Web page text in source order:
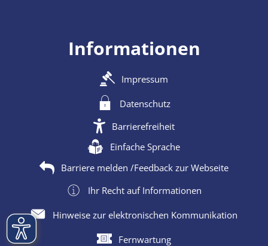
Informationen
Impressum
Datenschutz
Barrierefreiheit
Einfache Sprache
Barriere melden /Feedback zur Webseite
Ihr Recht auf Informationen
Hinweise zur elektronischen Kommunikation
Fernwartung